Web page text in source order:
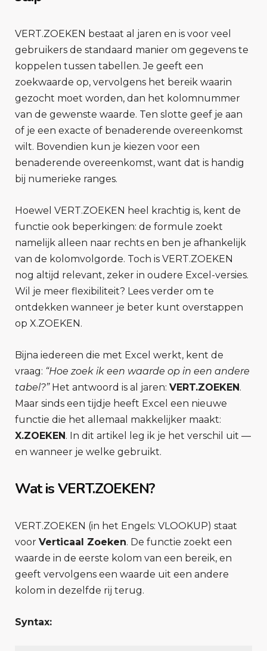
VERT.ZOEKEN bestaat al jaren en is voor veel
gebruikers de standaard manier om gegevens te
koppelen tussen tabellen. Je geeft een
zoekwaarde op, vervolgens het bereik waarin
gezocht moet worden, dan het kolomnummer
van de gewenste waarde. Ten slotte geef je aan
of je een exacte of benaderende overeenkomst
wilt. Bovendien kun je kiezen voor een
benaderende overeenkomst, want dat is handig
bij numerieke ranges.
Hoewel VERT.ZOEKEN heel krachtig is, kent de
functie ook beperkingen: de formule zoekt
namelijk alleen naar rechts en ben je afhankelijk
van de kolomvolgorde. Toch is VERT.ZOEKEN
nog altijd relevant, zeker in oudere Excel-versies.
Wil je meer flexibiliteit? Lees verder om te
ontdekken wanneer je beter kunt overstappen
op X.ZOEKEN.
Bijna iedereen die met Excel werkt, kent de
vraag: “Hoe zoek ik een waarde op in een andere
tabel?”Het antwoord is al jaren: VERT.ZOEKEN.
Maar sinds een tijdje heeft Excel een nieuwe
functie die het allemaal makkelijker maakt:
X.ZOEKEN. In dit artikel leg ik je het verschil uit —
en wanneer je welke gebruikt.
Wat is VERT.ZOEKEN?
VERT.ZOEKEN (in het Engels: VLOOKUP) staat
voor Verticaal Zoeken. De functie zoekt een
waarde in de eerste kolom van een bereik, en
geeft vervolgens een waarde uit een andere
kolom in dezelfde rij terug.
Syntax: